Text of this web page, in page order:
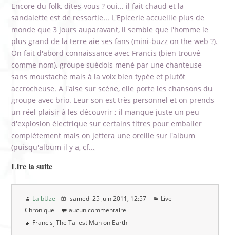
Encore du folk, dites-vous ? oui... il fait chaud et la
sandalette est de ressortie... L'Epicerie accueille plus de
monde que 3 jours auparavant, il semble que l'homme le
plus grand de la terre aie ses fans (mini-buzz on the web ?).
On fait d'abord connaissance avec Francis (bien trouvé
comme nom), groupe suédois mené par une chanteuse
sans moustache mais à la voix bien typée et plutôt
accrocheuse. A l'aise sur scène, elle porte les chansons du
groupe avec brio. Leur son est très personnel et on prends
un réel plaisir à les découvrir ; il manque juste un peu
d'explosion électrique sur certains titres pour emballer
complètement mais on jettera une oreille sur l'album
(puisqu'album il y a, cf...
Lire la suite
La bUze samedi 25 juin 2011 , 12:57
Live
Chronique
aucun commentaire
Francis The Tallest Man on Earth